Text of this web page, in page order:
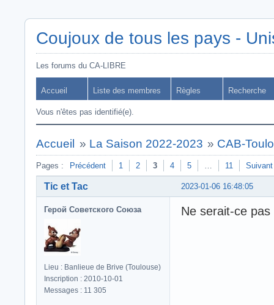
Coujoux de tous les pays -
Les forums du CA-LIBRE
Accueil Liste des membres Règles Recherche
Vous n'êtes pas identifié(e).
Accueil » La Saison 2022-2023 » CAB-
Pages : Précédent 1 2 3 4 5 … 11 Suivant
2023-01-06 16:48:05
Tic et Tac
Герой Советского Союза
Lieu : Banlieue de Brive (Toulouse)
Inscription : 2010-10-01
Messages : 11 305
Ne serait-ce